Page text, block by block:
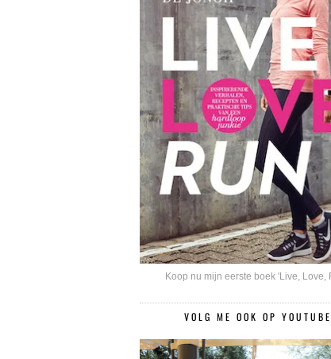
Koop nu mijn eerste boek 'Live, Love,
VOLG ME OOK OP YOUTUBE